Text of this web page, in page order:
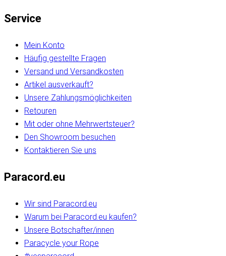
Service
Mein Konto
Häufig gestellte Fragen
Versand und Versandkosten
Artikel ausverkauft?
Unsere Zahlungsmöglichkeiten
Retouren
Mit oder ohne Mehrwertsteuer?
Den Showroom besuchen
Kontaktieren Sie uns
Paracord.eu
Wir sind Paracord.eu
Warum bei Paracord.eu kaufen?
Unsere Botschafter/innen
Paracycle your Rope